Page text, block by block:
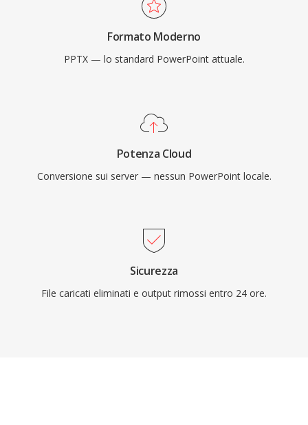
Formato Moderno
PPTX — lo standard PowerPoint attuale.
Potenza Cloud
Conversione sui server — nessun PowerPoint locale.
Sicurezza
File caricati eliminati e output rimossi entro 24 ore.